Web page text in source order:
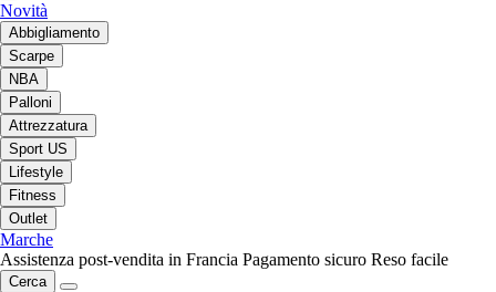
Novità
Abbigliamento
Scarpe
NBA
Palloni
Attrezzatura
Sport US
Lifestyle
Fitness
Outlet
Marche
Assistenza post-vendita in Francia Pagamento sicuro Reso facile
Cerca